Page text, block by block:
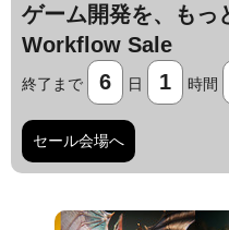
ゲーム開発を、もっ
Workflow Sale
終了まで 6 日 1 時間
セール会場へ